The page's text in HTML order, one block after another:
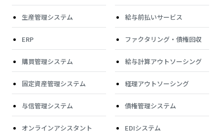
生産管理システム 給与前払いサービス
ERP ファクタリング・債権回収
購買管理システム 給与計算アウトソーシング
固定資産管理システム 経理アウトソーシング
与信管理システム 債権管理システム
オンラインアシスタント EDIシステム